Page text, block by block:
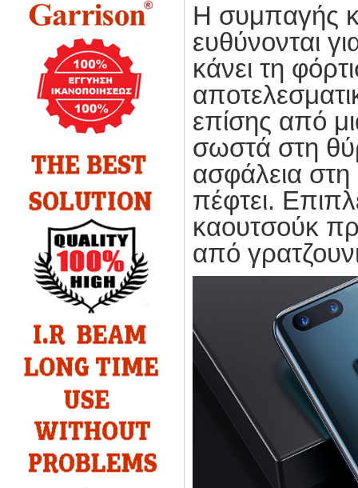
Η συμπαγής
ευθύνονται
κάνει τη
επίσης από
σωστά στη
ασφάλεια
πέφτει.
καουτσούκ
από